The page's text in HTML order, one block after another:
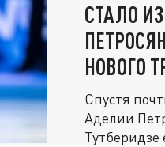
СТАЛО
НОВОГО
Спустя
Аделии
Тутберидзе